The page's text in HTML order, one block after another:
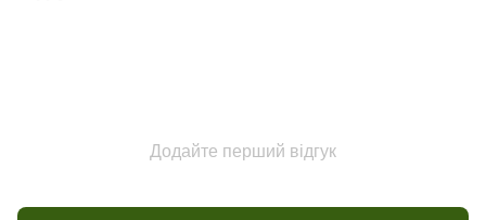
Додайте перший відгук